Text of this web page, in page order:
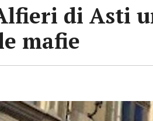
di Asti
mafie